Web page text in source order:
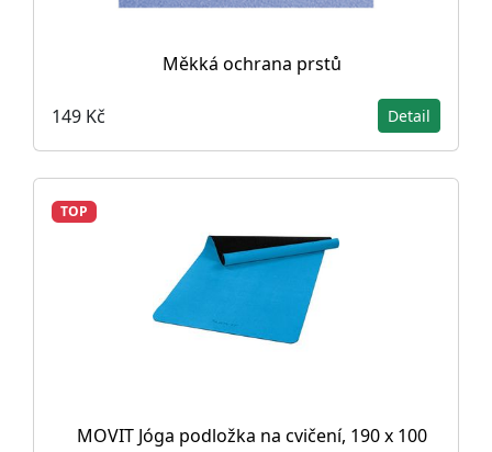
Měkká ochrana prstů
149 Kč Detail
TOP
MOVIT Jóga podložka na cvičení, 190 x 100